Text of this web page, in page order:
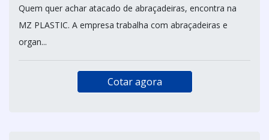
Quem quer achar atacado de abraçadeiras, encontra na
MZ PLASTIC. A empresa trabalha com abraçadeiras e
organ...
Cotar agora